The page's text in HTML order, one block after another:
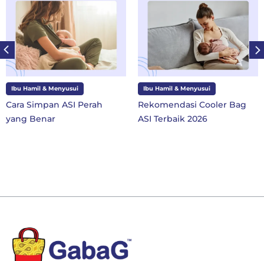
Ibu Hamil & Menyusui
Rekomendasi Cooler Bag
ASI Terbaik 2026
Ibu dan Anak
10 Perlengkapan Sekolah
SD Kelas 1 di Tahun Ajaran